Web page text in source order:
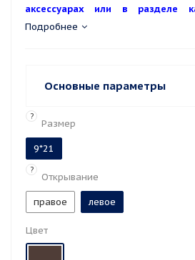
аксессуарах или в разделе
ABLOY).
Подробнее
Основные параметры
?
Размер
9*21
?
Открывание
правое левое
Цвет